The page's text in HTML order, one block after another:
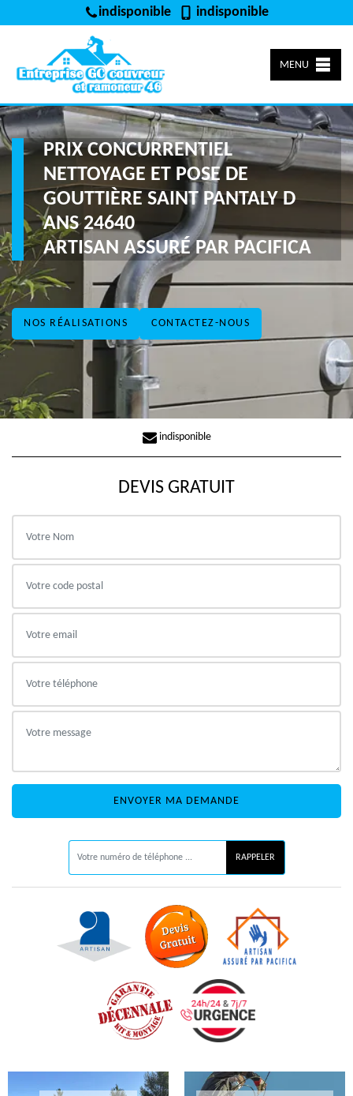
indisponible indisponible
MENU
NOS RÉALISATIONS CONTACTEZ-NOUS
PRIX CONCURRENTIEL
NETTOYAGE ET POSE DE
GOUTTIÈRE SAINT PANTALY D
ANS 24640
ARTISAN ASSURÉ PAR PACIFICA
indisponible
DEVIS GRATUIT